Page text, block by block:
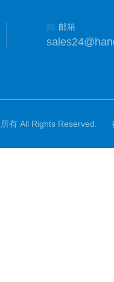
邮箱
有 All Rights Reserved.